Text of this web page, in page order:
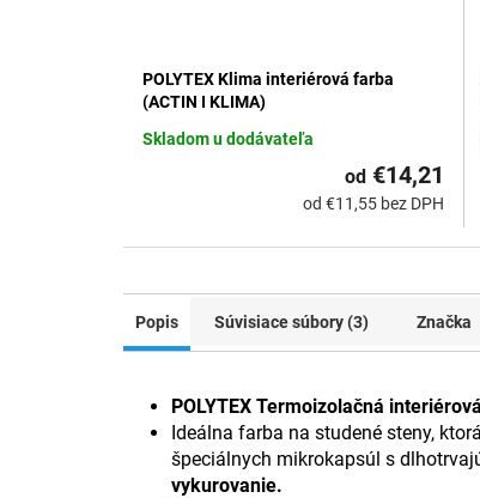
POLYTEX Klima interiérová farba
(ACTIN I KLIMA)
Skladom u dodávateľa
od €11,55 bez DPH
od€14,21
Popis Súvisiace súbory (3) Značka
POLYTEX Termoizolačná
Ideálna farba na studené steny, ktorá
špeciálnych mikrokapsúl s
vykurovanie.